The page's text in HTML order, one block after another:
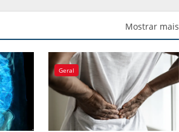
Mostrar mais
Geral